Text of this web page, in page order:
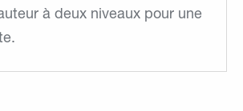
à deux niveaux pour une